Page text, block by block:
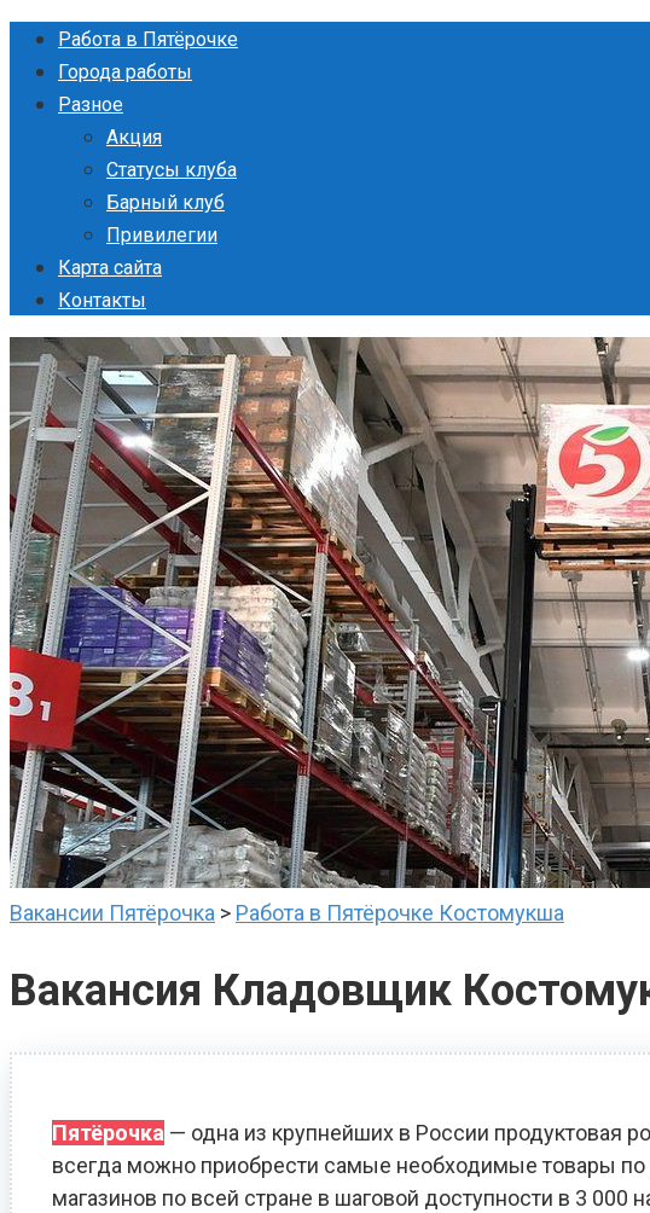
Перейти
контенту
Работа в Пятёрочке
Города работы
Разное
Акция
Статусы клуба
Барный клуб
Привилегии
Карта сайта
Контакты
Вакансии Пятёрочка > Работа в Пятёрочке Костомукша
Вакансия Кладовщик
Пятёрочка — одна из крупнейших в России продуктовая
всегда можно приобрести самые необходимые товары
магазинов по всей стране в шаговой доступности в 3 000